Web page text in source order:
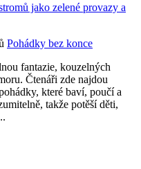
jako zelené provazy a
Pohádky bez konce
fantazie, kouzelných
Čtenáři zde najdou
které baví, poučí a
takže potěší děti,